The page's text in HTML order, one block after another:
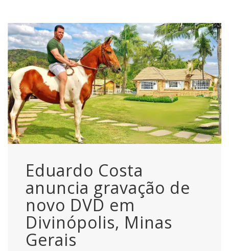
Eduardo Costa
anuncia gravação de
novo DVD em
Divinópolis, Minas
Gerais